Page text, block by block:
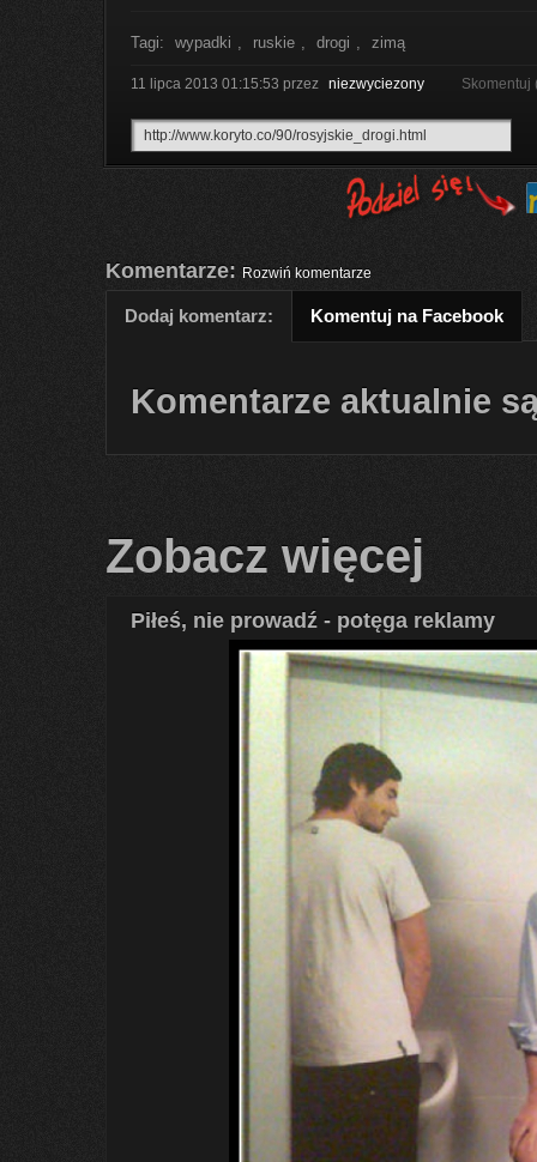
Tagi: wypadki , ruskie , drogi , zimą
11 lipca 2013 01:15:53 przez niezwyciezony Skomentuj
Komentarze: Rozwiń komentarze
Dodaj komentarz: Komentuj na Facebook
Komentarze aktualnie
Zobacz więcej
Piłeś, nie prowadź - potęga reklamy